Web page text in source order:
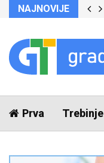
NAJNOVIJE
Prva Trebinje